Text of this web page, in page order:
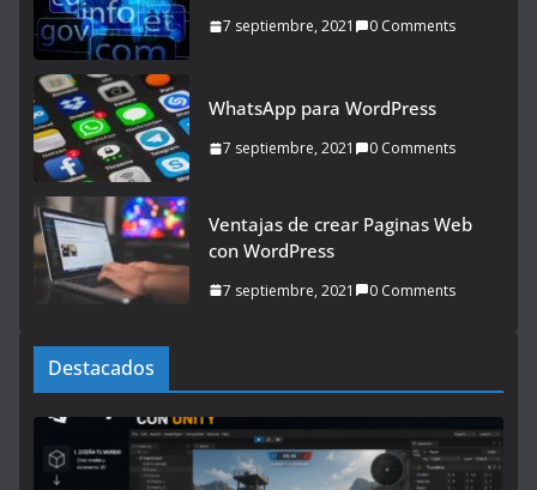
7 septiembre, 2021 0 Comments
WhatsApp para WordPress
7 septiembre, 2021 0 Comments
Ventajas de crear Paginas Web
con WordPress
7 septiembre, 2021 0 Comments
Destacados